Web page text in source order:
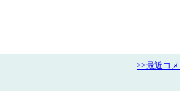
>>最近コ